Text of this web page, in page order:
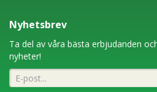
Nyhetsbrev
Ta del av våra bästa erbjudanden
nyheter!